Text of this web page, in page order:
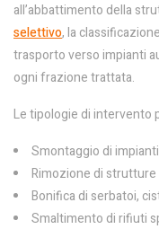
all’abbattimento della
selettivo, la
trasporto verso impianti
ogni frazione trattata.
Le tipologie di intervento
Smontaggio di
Rimozione di
Bonifica di serbatoi,
Smaltimento di rifiuti